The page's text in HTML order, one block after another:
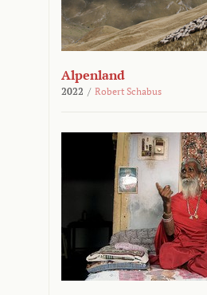
Alpenland
2022 / Robert Schabus